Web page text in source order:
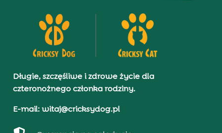
Długie, szczęśliwe i zdrowe życie dla
czteronożnego członka rodziny.
E-mail: witaj@cricksydog.pl